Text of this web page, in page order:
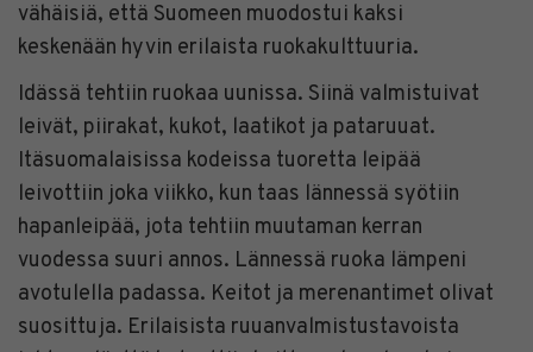
vähäisiä, että Suomeen muodostui kaksi
keskenään hyvin erilaista ruokakulttuuria.
Idässä tehtiin ruokaa uunissa. Siinä valmistuivat
leivät, piirakat, kukot, laatikot ja pataruuat.
Itäsuomalaisissa kodeissa tuoretta leipää
leivottiin joka viikko, kun taas lännessä syötiin
hapanleipää, jota tehtiin muutaman kerran
vuodessa suuri annos. Lännessä ruoka lämpeni
avotulella padassa. Keitot ja merenantimet olivat
suosittuja. Erilaisista ruuanvalmistustavoista